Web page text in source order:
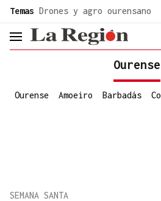
Temas Drones y agro ourensano
header.menu.open
Ourense
Ourense Amoeiro Barbadás
SEMANA SANTA